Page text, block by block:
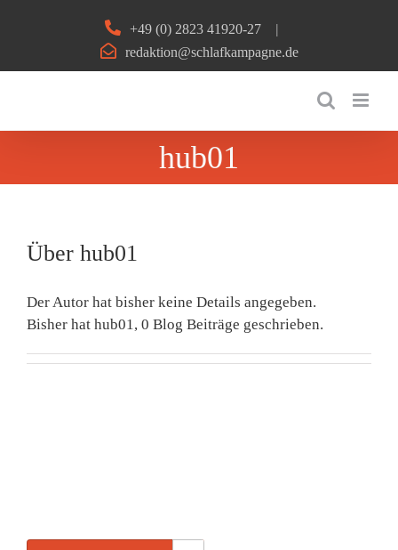
+49 (0) 2823 41920-27
|
redaktion@schlafkampagne.de
hub01
Über hub01
Der Autor hat bisher keine Details angegeben.
Bisher hat hub01, 0 Blog Beiträge geschrieben.